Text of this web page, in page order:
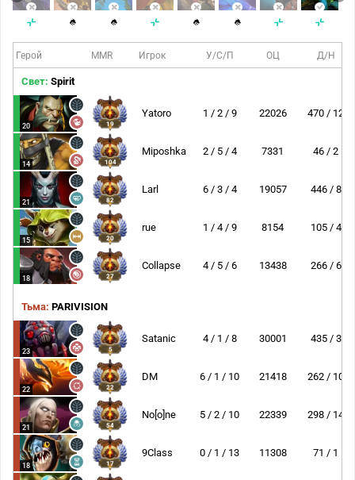
Герой MMR Игрок У/С/П ОЦ Д/Н
Свет: Spirit
20 19
Yatoro 1 / 2 / 9 22026 470 / 12
14 104
Miposhka 2 / 5 / 4 7331 46 / 2
21 82
Larl 6 / 3 / 4 19057 446 / 8
15 20
rue 1 / 4 / 9 8154 105 / 4
18 27
Collapse 4 / 5 / 6 13438 266 / 6
Тьма: PARIVISION
23 5
Satanic 4 / 1 / 8 30001 435 / 3
22 22
DM 6 / 1 / 10 21418 262 / 10
21 54
No[o]ne 5 / 2 / 10 22339 298 / 14
18 17
9Class 0 / 1 / 13 11308 71 / 1